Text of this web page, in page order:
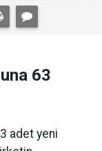
63
adet yeni